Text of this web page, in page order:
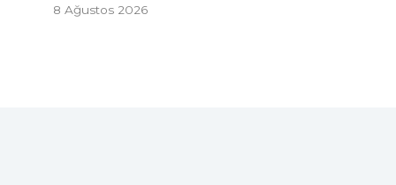
8 Ağustos 2026